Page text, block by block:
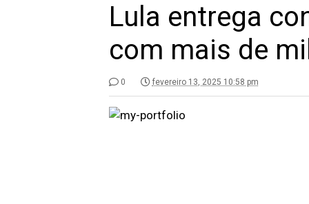
Lula entrega
com mais de
0 fevereiro 13, 2025 10:58 pm